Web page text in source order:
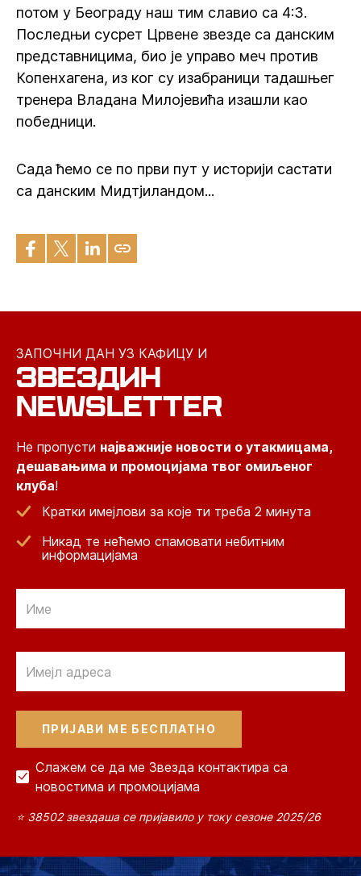
потом у Београду наш тим славио са 4:3.
Последњи сусрет Црвене звезде са данским
представницима, био је управо меч против
Копенхагена, из ког су изабраници тадашњег
тренера Владана Милојевића изашли као
победници.
Сада ћемо се по први пут у историји састати
са данским Мидтјиландом...
ЗАПОЧНИ ДАН УЗ КАФИЦУ И
ЗВЕЗДИН
NEWSLETTER
Не пропусти најважније новости о утакмицама,
дешавањима и промоцијама твог омиљеног
клуба!
Кратки имејлови за које ти треба 2 минута
Никад те нећемо спамовати небитним
информацијама
Слажем се да ме Звезда контактира са
новостима и промоцијама
⭐ 38502 звездаша се пријавило у току сезоне 2025/26